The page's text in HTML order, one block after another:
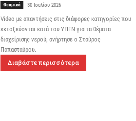
Θεσμικά 30 Ιουλίου 2026
Video με απαντήσεις στις διάφορες κατηγορίες που
εκτοξεύονται κατά του ΥΠΕΝ για τα θέματα
διαχείρισης νερού, ανήρτησε ο Σταύρος
Παπασταύρου.
Διαβάστε περισσότερα